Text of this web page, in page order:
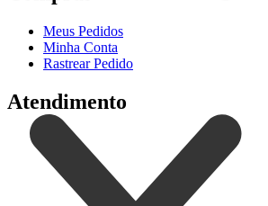
Meus Pedidos
Minha Conta
Rastrear Pedido
Atendimento